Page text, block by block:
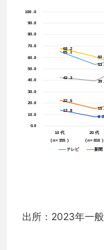
出所：2023年一